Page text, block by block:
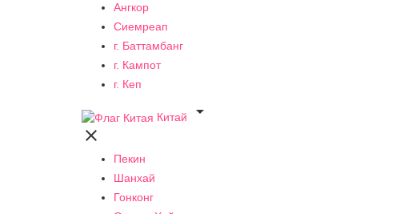
Ангкор
Сиемреап
г. Баттамбанг
г. Кампот
г. Кеп
Китай


Пекин
Шанхай
Гонконг